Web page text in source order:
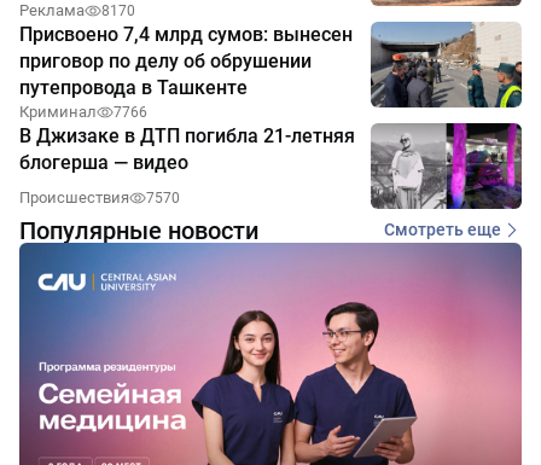
Реклама 8170
Присвоено 7,4 млрд сумов: вынесен
приговор по делу об обрушении
путепровода в Ташкенте
Криминал 7766
В Джизаке в ДТП погибла 21-летняя
блогерша — видео
Происшествия 7570
Популярные новости Смотреть еще